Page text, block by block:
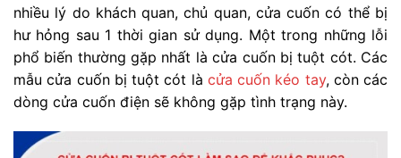
nhiều lý do khách quan, chủ quan, cửa cuốn có thể bị
hư hỏng sau 1 thời gian sử dụng. Một trong những lỗi
phổ biến thường gặp nhất là cửa cuốn bị tuột cót. Các
mẫu cửa cuốn bị tuột cót là cửa cuốn kéo tay, còn các
dòng cửa cuốn điện sẽ không gặp tình trạng này.